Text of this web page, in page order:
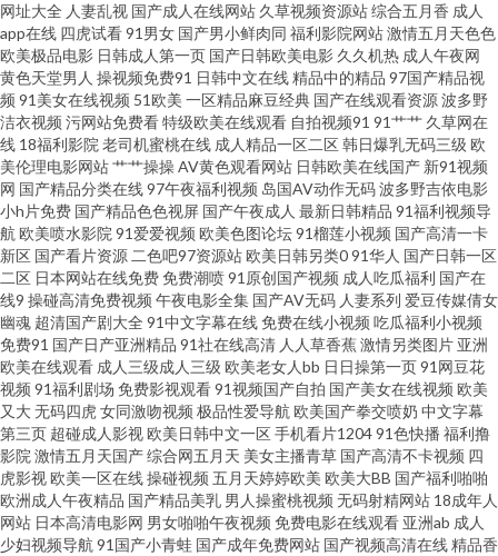
婷婷91 美女含羞草 欧美日韩人人 伊人撸久久 91精品54 91视频观看# 99热久
草精品 操婷婷网站 激情国产乱 久草主页 另类海角专区 欧美成人超碰不卡 人
妖激情在线观看 四虎福利导航 午夜AV电影福利 亚洲免费视频小说 91精品10
97资原总站 www日本 成人快播视频 国产四区自拍 九一传媒 美女巨乳被后入
欧美日韩国产在线 青娱乐超碰吧 日本免费在线视频 91免费站 AV色福利网 超
碰色情网址 精品综合国浮 麻豆视频在线观看 日韩黄色成人网站 午夜成人福
利av 亚洲天堂无码播放 91国在线观看 99只有精品9 肏屄爽片 国产白丝后入
韩日中AV网址 男女上床黄色 欧洲人妻丰满 日韩欧美中 微拍福利99 亚洲成人
AV贴图 91福利视频网站 av三级网 超碰网友自拍 国产精品二期 精品蜜桃一区
二区 五月花成人在线观 在线播放黑丝91 91经典免费视频 99爱人人 成人五月
网址大全 人妻乱视 国产成人在线网站 久草视频资源站综合五月香 成人
app在线 四虎试看91男女 国产男小鲜肉同 福利影院网站激情五月天色色
欧美极品电影 日韩成人第一页 国产日韩欧美电影 久久机热 成人午夜网
黄色天堂男人 操视频免费91 日韩中文在线精品中的精品 97国产精品视
频 91美女在线视频 51欧美 一区精品麻豆经典 国产在线观看资源波多野
洁衣视频 污网站免费看特级欧美在线观看 自拍视频91 91艹艹 久草网在
线 18福利影院 老司机蜜桃在线 成人精品一区二区韩日爆乳无码三级 欧
美伦理电影网站艹艹操操AV黄色观看网站 日韩欧美在线国产 新91视频
网 国产精品分类在线97午夜福利视频 岛国AV动作无码波多野吉依电影
小h片免费 国产精品色色视屏 国产午夜成人 最新日韩精品 91福利视频导
航 欧美喷水影院 91爱爱视频 欧美色图论坛91榴莲小视频 国产高清一卡
新区 国产看片资源 二色吧97资源站欧美日韩另类091华人 国产日韩一区
二区 日本网站在线免费免费潮喷91原创国产视频 成人吃瓜福利 国产在
线9 操碰高清免费视频 午夜电影全集 国产AV无码 人妻系列 爱豆传媒倩女
幽魂 超清国产剧大全 91中文字幕在线免费在线小视频 吃瓜福利小视频
免费91 国产日产亚洲精品 91社在线高清 人人草香蕉激情另类图片 亚洲
欧美在线观看 成人三级成人三级 欧美老女人bb 日日操第一页91网豆花
视频 91福利剧场 免费影视观看91视频国产自拍 国产美女在线视频 欧美
又大 无码四虎女同激吻视频 极品性爱导航 欧美国产拳交喷奶 中文字幕
第三页 超碰成人影视欧美日韩中文一区手机看片120491色快播 福利撸
影院 激情五月天国产综合网五月天 美女主播青草 国产高清不卡视频 四
虎影视欧美一区在线操碰视频 五月天婷婷欧美 欧美大BB 国产福利啪啪
欧洲成人午夜精品 国产精品美乳 男人操蜜桃视频 无码射精网站 18成年人
网站 日本高清电影网 男女啪啪午夜视频 免费电影在线观看 亚洲ab 成人
少妇视频导航 91国产小青蛙 国产成年免费网站 国产视频高清在线精品香